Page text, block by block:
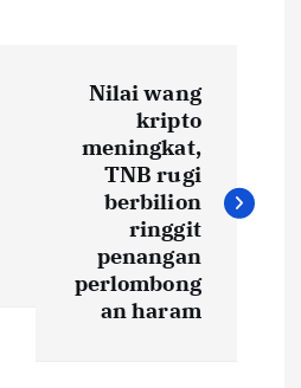
Nilai wang
kripto
meningkat,
TNB rugi
berbilion
ringgit
penangan
perlombong
an haram